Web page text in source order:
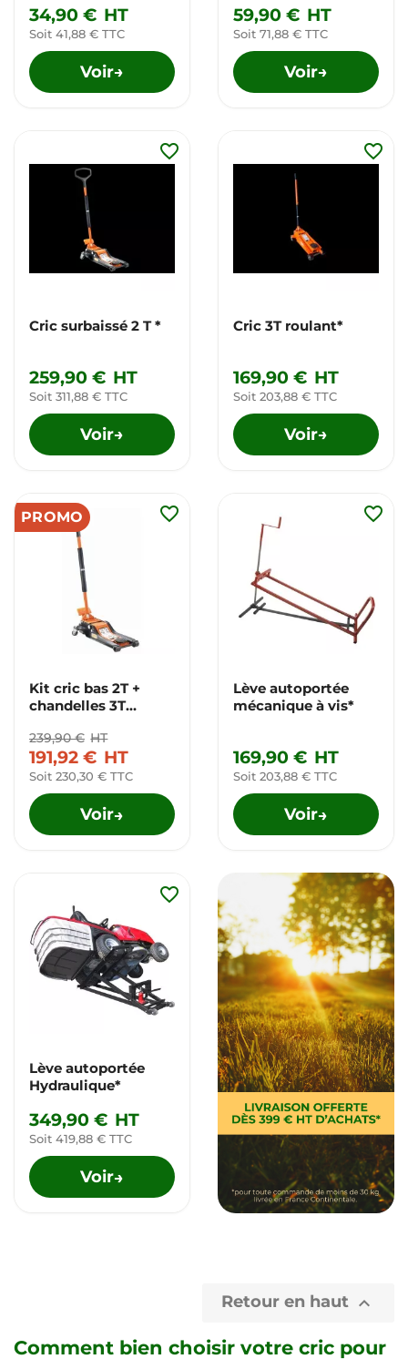
34,90 € HT
Soit 41,88 € TTC
Voir→
59,90 € HT
Soit 71,88 € TTC
Voir→
Cric surbaissé 2 T *
259,90 € HT
Soit 311,88 € TTC
Voir→
favorite_border
Cric 3T roulant*
169,90 € HT
Soit 203,88 € TTC
Voir→
favorite_border
PROMO
Kit cric bas 2T +
chandelles 3T
239,90 € HT
191,92 € HT
Soit 230,30 € TTC
Voir→
favorite_border
Lève autoportée
mécanique à vis*
169,90 € HT
Soit 203,88 € TTC
Voir→
favorite_border
Lève autoportée
Hydraulique*
349,90 € HT
Soit 419,88 € TTC
Voir→
favorite_border
Retour en haut 
Comment bien choisir votre cric pour